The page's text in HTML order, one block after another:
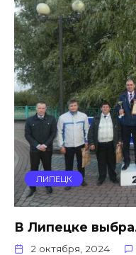
ЛИПЕЦК
В Липецке
2 октября, 2024